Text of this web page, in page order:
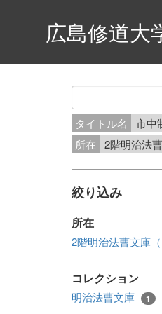
広島修道大
タイトル名 市中
所在
2階明治法
絞り込み
所在
2階明治法曹文庫
コレクション
明治法曹文庫 1